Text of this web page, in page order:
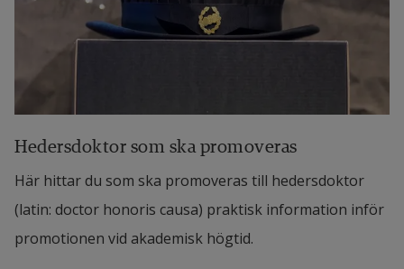
Hedersdoktor som ska promoveras
Här hittar du som ska promoveras till hedersdoktor
(latin: doctor honoris causa) praktisk information inför
promotionen vid akademisk högtid.